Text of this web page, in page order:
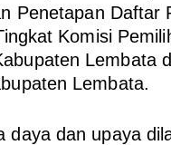
Penetapan Daftar
Komisi
Lembata
Lembata.
daya dan upaya